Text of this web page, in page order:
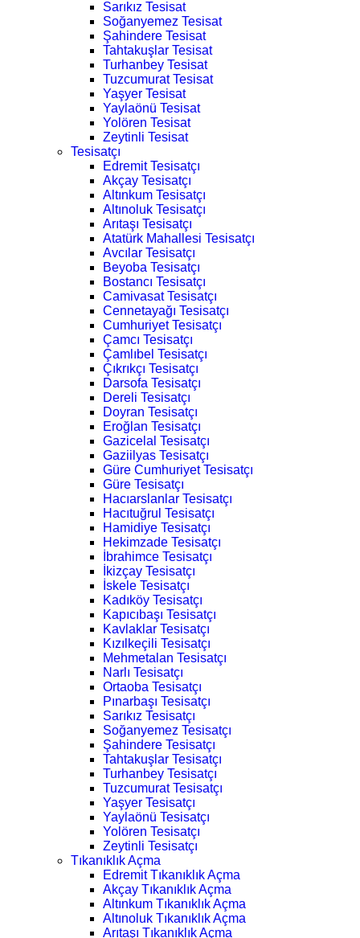
Sarıkız Tesisat
Soğanyemez Tesisat
Şahindere Tesisat
Tahtakuşlar Tesisat
Turhanbey Tesisat
Tuzcumurat Tesisat
Yaşyer Tesisat
Yaylaönü Tesisat
Yolören Tesisat
Zeytinli Tesisat
Tesisatçı
Edremit Tesisatçı
Akçay Tesisatçı
Altınkum Tesisatçı
Altınoluk Tesisatçı
Arıtaşı Tesisatçı
Atatürk Mahallesi Tesisatçı
Avcılar Tesisatçı
Beyoba Tesisatçı
Bostancı Tesisatçı
Camivasat Tesisatçı
Cennetayağı Tesisatçı
Cumhuriyet Tesisatçı
Çamcı Tesisatçı
Çamlıbel Tesisatçı
Çıkrıkçı Tesisatçı
Darsofa Tesisatçı
Dereli Tesisatçı
Doyran Tesisatçı
Eroğlan Tesisatçı
Gazicelal Tesisatçı
Gaziilyas Tesisatçı
Güre Cumhuriyet Tesisatçı
Güre Tesisatçı
Hacıarslanlar Tesisatçı
Hacıtuğrul Tesisatçı
Hamidiye Tesisatçı
Hekimzade Tesisatçı
İbrahimce Tesisatçı
İkizçay Tesisatçı
İskele Tesisatçı
Kadıköy Tesisatçı
Kapıcıbaşı Tesisatçı
Kavlaklar Tesisatçı
Kızılkeçili Tesisatçı
Mehmetalan Tesisatçı
Narlı Tesisatçı
Ortaoba Tesisatçı
Pınarbaşı Tesisatçı
Sarıkız Tesisatçı
Soğanyemez Tesisatçı
Şahindere Tesisatçı
Tahtakuşlar Tesisatçı
Turhanbey Tesisatçı
Tuzcumurat Tesisatçı
Yaşyer Tesisatçı
Yaylaönü Tesisatçı
Yolören Tesisatçı
Zeytinli Tesisatçı
Tıkanıklık Açma
Edremit Tıkanıklık Açma
Akçay Tıkanıklık Açma
Altınkum Tıkanıklık Açma
Altınoluk Tıkanıklık Açma
Arıtaşı Tıkanıklık Açma